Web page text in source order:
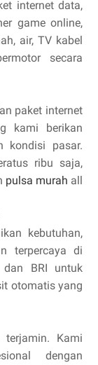
internet data,
game online,
air, TV kabel
secara
paket internet
kami berikan
kondisi pasar.
ribu saja,
pulsa murah all
kebutuhan,
terpercaya di
dan BRI untuk
otomatis yang
Kami
dengan